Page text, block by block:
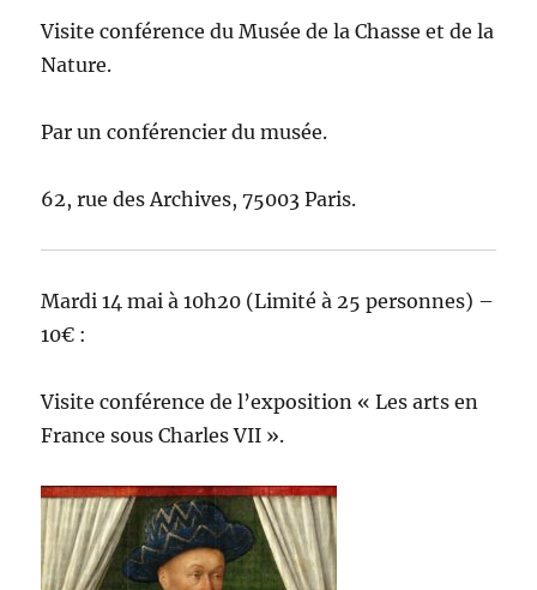
Visite conférence du Musée de la Chasse et de la
Nature.
Par un conférencier du musée.
62, rue des Archives, 75003 Paris.
Mardi 14 mai à 10h20 (Limité à 25 personnes) –
10€ :
Visite conférence de l’exposition « Les arts en
France sous Charles VII ».